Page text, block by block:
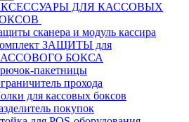
ДЛЯ КАССОВЫХ
сканера и модуль кассира
ЗАЩИТЫ для
БОКСА
пакетницы
прохода
для кассовых боксов
покупок